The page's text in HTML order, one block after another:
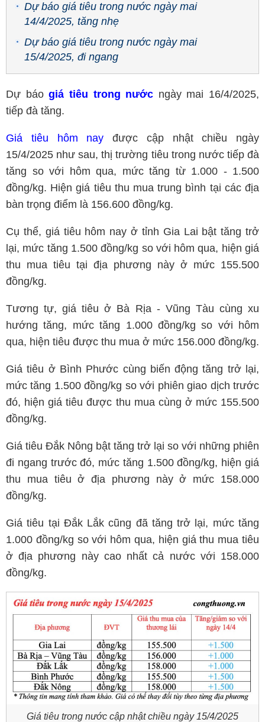
Dự báo giá tiêu trong nước ngày mai
14/4/2025, tăng nhẹ
Dự báo giá tiêu trong nước ngày mai
15/4/2025, đi ngang
Dự báo giá tiêu trong nước ngày mai 16/4/2025,
tiếp đà tăng.
Giá tiêu hôm nay được cập nhật chiều ngày
15/4/2025 như sau, thị trường tiêu trong nước tiếp đà
tăng so với hôm qua, mức tăng từ 1.000 - 1.500
đồng/kg. Hiện giá tiêu thu mua trung bình tại các địa
bàn trọng điểm là 156.600 đồng/kg.
Cụ thể, giá tiêu hôm nay ở tỉnh Gia Lai bật tăng trở
lại, mức tăng 1.500 đồng/kg so với hôm qua, hiện giá
thu mua tiêu tại địa phương này ở mức 155.500
đồng/kg.
Tương tự, giá tiêu ở Bà Rịa - Vũng Tàu cùng xu
hướng tăng, mức tăng 1.000 đồng/kg so với hôm
qua, hiện tiêu được thu mua ở mức 156.000 đồng/kg.
Giá tiêu ở Bình Phước cùng biến động tăng trở lại,
mức tăng 1.500 đồng/kg so với phiên giao dịch trước
đó, hiện giá tiêu được thu mua cùng ở mức 155.500
đồng/kg.
Giá tiêu Đắk Nông bật tăng trở lại so với những phiên
đi ngang trước đó, mức tăng 1.500 đồng/kg, hiện giá
thu mua tiêu ở địa phương này ở mức 158.000
đồng/kg.
Giá tiêu tại Đắk Lắk cũng đã tăng trở lại, mức tăng
1.000 đồng/kg so với hôm qua, hiện giá thu mua tiêu
ở địa phương này cao nhất cả nước với 158.000
đồng/kg.
Giá tiêu trong nước cập nhật chiều ngày 15/4/2025